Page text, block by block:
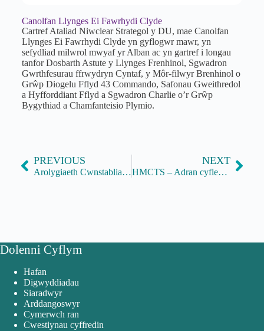
Canolfan Llynges Ei Fawrhydi Clyde
Cartref Ataliad Niwclear Strategol y DU, mae Canolfan
Llynges Ei Fawrhydi Clyde yn gyflogwr mawr, yn
sefydliad milwrol mwyaf yr Alban ac yn gartref i longau
tanfor Dosbarth Astute y Llynges Frenhinol, Sgwadron
Gwrthfesurau ffrwydryn Cyntaf, y Môr-filwyr Brenhinol o
Grŵp Diogelu Fflyd 43 Commando, Safonau Gweithredol
a Hyfforddiant Fflyd a Sgwadron Charlie o’r Grŵp
Bygythiad a Chamfanteisio Plymio.
PREVIOUS
Arolygiaeth Cwnstabliaeth a Gwasanaethau Tân ac Achub Ei Fawrhydi
NEXT
HMCTS – Adran cyfleoedd
Dolenni Cyflym
Hafan
Digwyddiadau
Siaradwyr
Arddangoswyr
Cymerwch ran
Cwestiynau cyffredin